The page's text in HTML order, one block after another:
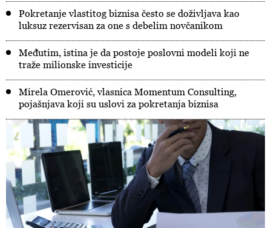
Pokretanje vlastitog biznisa često se doživljava kao
luksuz rezervisan za one s debelim novčanikom
Međutim, istina je da postoje poslovni modeli koji ne
traže milionske investicije
Mirela Omerović, vlasnica Momentum Consulting,
pojašnjava koji su uslovi za pokretanja biznisa